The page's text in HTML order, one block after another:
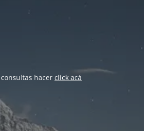
consultas hacer click acá